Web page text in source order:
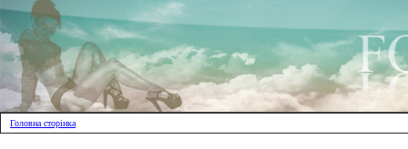
Головна сторінка